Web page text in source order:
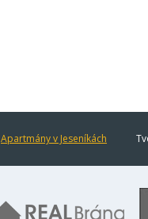
Apartmány v Jeseníkách